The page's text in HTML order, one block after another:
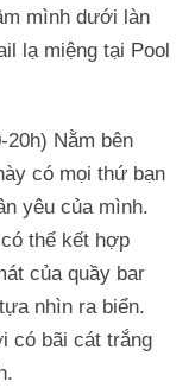
mình dưới làn
lạ miệng tại Pool
Nằm bên
có mọi thứ bạn
yêu của mình.
thể kết hợp
của quầy bar
nhìn ra biển.
có bãi cát trắng